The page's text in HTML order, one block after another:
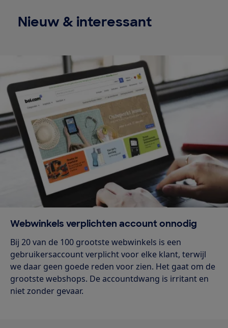
Nieuw & interessant
Webwinkels verplichten account onnodig
Bij 20 van de 100 grootste webwinkels is een
gebruikersaccount verplicht voor elke klant, terwijl
we daar geen goede reden voor zien. Het gaat om de
grootste webshops. De accountdwang is irritant en
niet zonder gevaar.